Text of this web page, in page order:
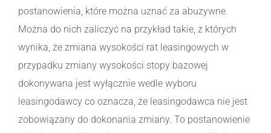
postanowienia, które można uznać za abuzywne.
Można do nich zaliczyć na przykład takie, z których
wynika, że zmiana wysokości rat leasingowych w
przypadku zmiany wysokości stopy bazowej
dokonywana jest wyłącznie wedle wyboru
leasingodawcy co oznacza, że leasingodawca nie jest
zobowiązany do dokonania zmiany. To postanowienie